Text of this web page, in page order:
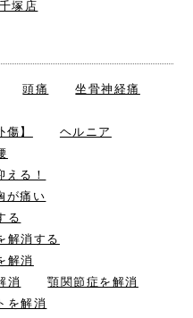
塚店
頭痛
坐骨神経痛
】
ヘルニア
える！
が痛い
る
解消する
解消
消
顎関節症を解消
を解消